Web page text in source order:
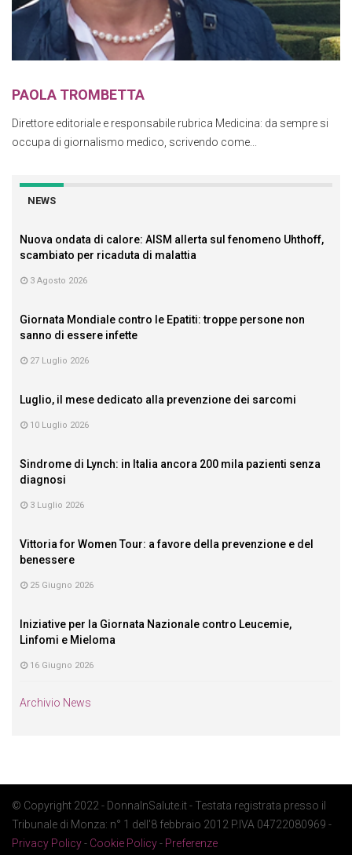
PAOLA TROMBETTA
Direttore editoriale e responsabile rubrica Medicina: da sempre si
occupa di giornalismo medico, scrivendo come...
NEWS
Nuova ondata di calore: AISM allerta sul fenomeno Uhthoff,
scambiato per ricaduta di malattia
3 Agosto 2026
Giornata Mondiale contro le Epatiti: troppe persone non
sanno di essere infette
27 Luglio 2026
Luglio, il mese dedicato alla prevenzione dei sarcomi
10 Luglio 2026
Sindrome di Lynch: in Italia ancora 200 mila pazienti senza
diagnosi
3 Luglio 2026
Vittoria for Women Tour: a favore della prevenzione e del
benessere
25 Giugno 2026
Iniziative per la Giornata Nazionale contro Leucemie,
Linfomi e Mieloma
16 Giugno 2026
Archivio News
© Copyright 2022 - DonnaInSalute.it - Testata registrata presso il
Tribunale di Monza: n° 1 dell'8 febbraio 2012 P.IVA 04722080969 -
Privacy Policy- Cookie Policy- Preferenze